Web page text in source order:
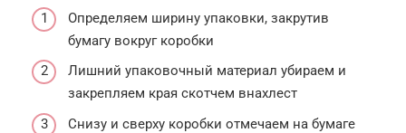
Определяем ширину упаковки, закрутив
бумагу вокруг коробки
Лишний упаковочный материал убираем и
закрепляем края скотчем внахлест
Снизу и сверху коробки отмечаем на бумаге